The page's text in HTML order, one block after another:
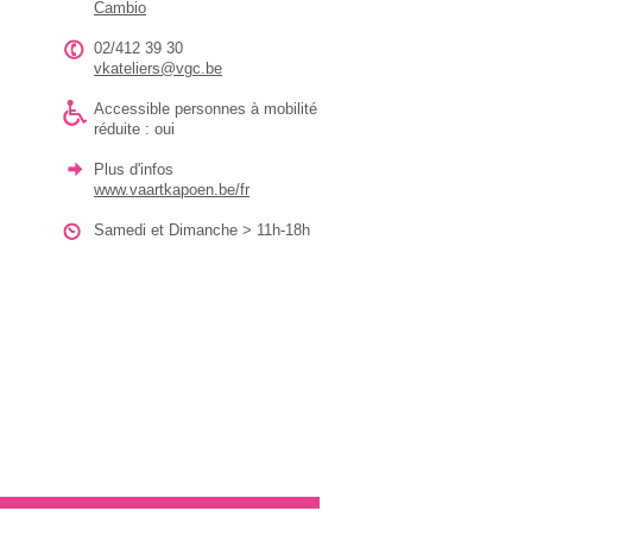
Cambio
02/412 39 30
vkateliers@vgc.be
Accessible personnes à mobilité
réduite : oui
Plus d'infos
www.vaartkapoen.be/fr
Samedi et Dimanche > 11h-18h